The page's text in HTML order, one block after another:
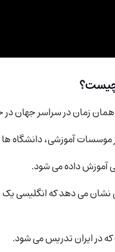
زمان در سراسر جهان
موسسات آموزشی، دانشگاه
آموزش داده می شود.
نشان می دهد که انگلیسی یک
در ایران تدریس می شود.